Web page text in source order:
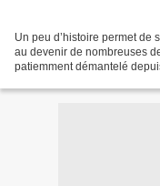
Un peu d’histoire permet de
au devenir de nombreuses
patiemment démantelé